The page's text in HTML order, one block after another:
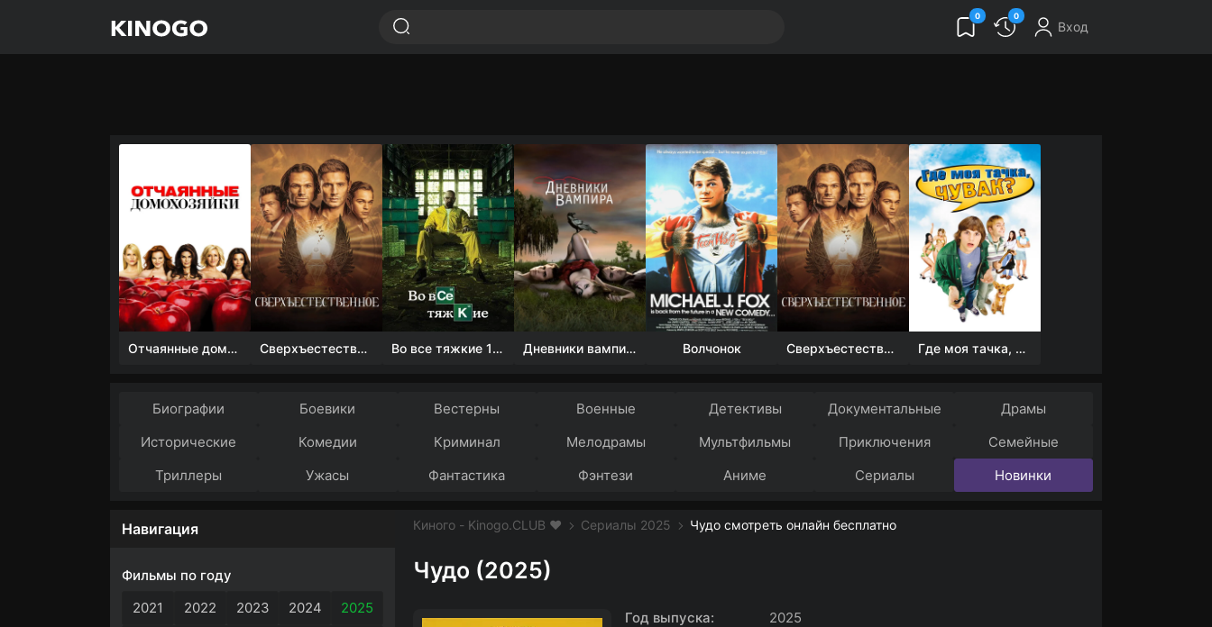
0 0
Вход
Отчаянные домохозяйки (1 сезон) Сверхъестественное Во все тяжкие 1-5 сезон Дневники вампира (4 сезон) Волчонок Сверхъестественное Где моя тачка, чувак?
Биографии Боевики Вестерны Военные Детективы Документальные
Драмы
Исторические
Комедии Криминал Мелодрамы Мультфильмы Приключения
Семейные
Триллеры
Ужасы Фантастика Фэнтези Аниме Сериалы Новинки
Киного - Kinogo.CLUB ❤️ Сериалы 2025 Чудо смотреть онлайн бесплатно
Чудо (2025)
Год выпуска:
2025
Навигация
Фильмы по году
2021
2022 2023 2024
2025